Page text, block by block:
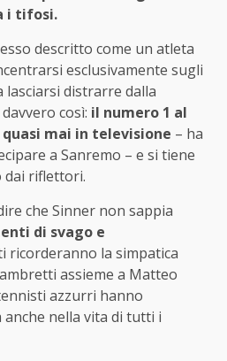
i tifosi.
descritto come un atleta
esclusivamente sugli
distrarre dalla
così: il numero 1 al
mai in televisione – ha
a Sanremo – e si tiene
dai riflettori.
che Sinner non sappia
di svago e
ricorderanno la simpatica
assieme a Matteo
azzurri hanno
nella vita di tutti i